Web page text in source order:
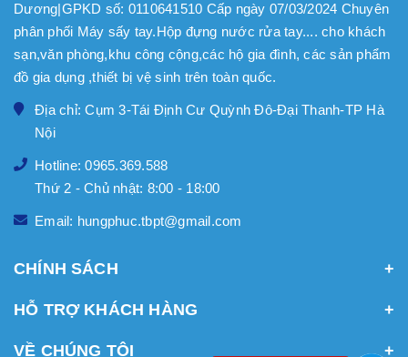
Dương|GPKD số: 0110641510 Cấp ngày 07/03/2024 Chuyên
phân phối Máy sấy tay.Hộp đựng nước rửa tay.... cho khách
sạn,văn phòng,khu công cộng,các hộ gia đình, các sản phẩm
đồ gia dụng ,thiết bị vệ sinh trên toàn quốc.
Địa chỉ: Cụm 3-Tái Định Cư Quỳnh Đô-Đại Thanh-TP Hà
Nội
Hotline: 0965.369.588
Thứ 2 - Chủ nhật: 8:00 - 18:00
Email: hungphuc.tbpt@gmail.com
CHÍNH SÁCH
HỖ TRỢ KHÁCH HÀNG
VỀ CHÚNG TÔI